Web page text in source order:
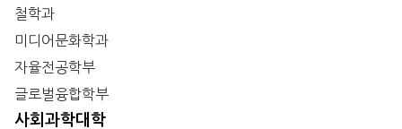
철학과
미디어문화학과
자율전공학부
글로벌융합학부
사회과학대학